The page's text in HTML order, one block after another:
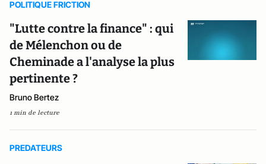
POLITIQUE FRICTION
"Lutte contre la finance" : qui
de Mélenchon ou de
Cheminade a l'analyse la plus
pertinente ?
Bruno Bertez
1 min de lecture
PREDATEURS